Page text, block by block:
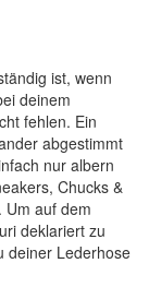
ist, wenn
deinem
fehlen. Ein
abgestimmt
nur albern
Chucks &
Um auf dem
deklariert zu
deiner Lederhose